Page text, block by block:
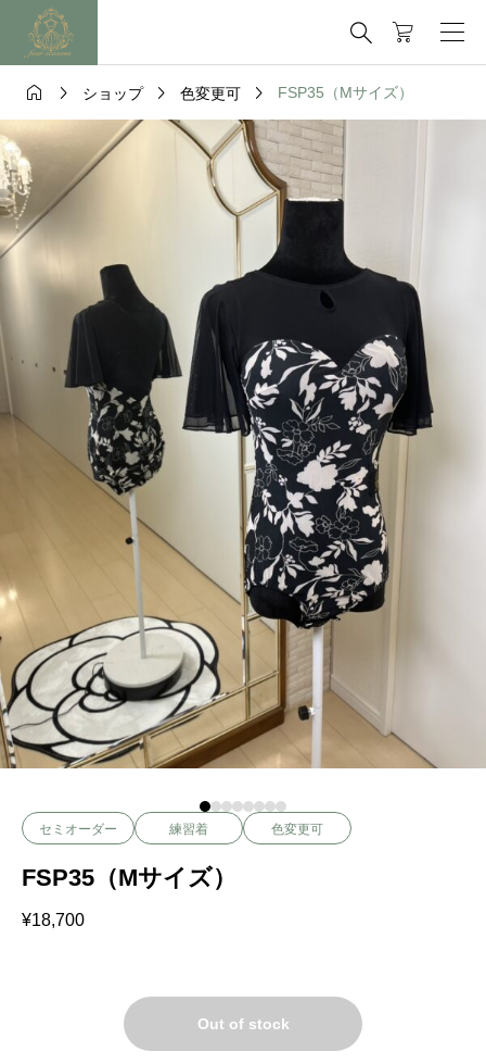

  ショップ  色変更可  FSP35（Mサイズ）
セミオーダー 練習着 色変更可
FSP35（Mサイズ）
¥18,700
Out of stock